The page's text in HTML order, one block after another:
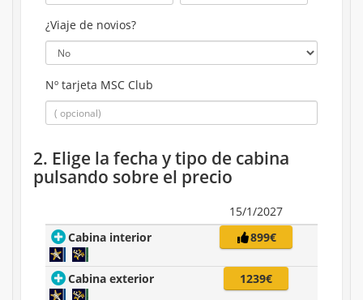
¿Viaje de novios?
Nº tarjeta MSC Club
2. Elige la fecha y tipo de cabina
pulsando sobre el precio
15/1/2027
Cabina interior
899€
Cabina exterior 1239€